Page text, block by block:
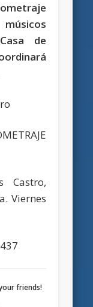
de
Castro,
Viernes
friends!